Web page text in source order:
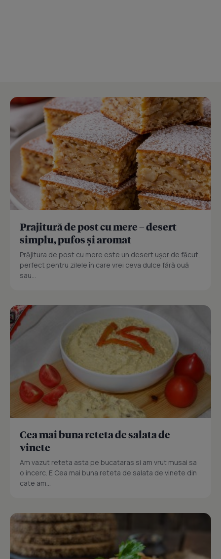
Prajitură de post cu mere – desert
simplu, pufos și aromat
Prăjitura de post cu mere este un desert ușor de făcut,
perfect pentru zilele în care vrei ceva dulce fără ouă
sau...
Cea mai buna reteta de salata de
vinete
Am vazut reteta asta pe bucataras si am vrut musai sa
o incerc. E Cea mai buna reteta de salata de vinete din
cate am...